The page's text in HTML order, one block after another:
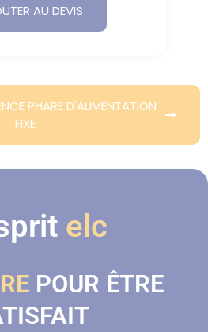
AU DEVIS
PHARE D'ALIMENTATION
FIXE
elc
POUR ÊTRE